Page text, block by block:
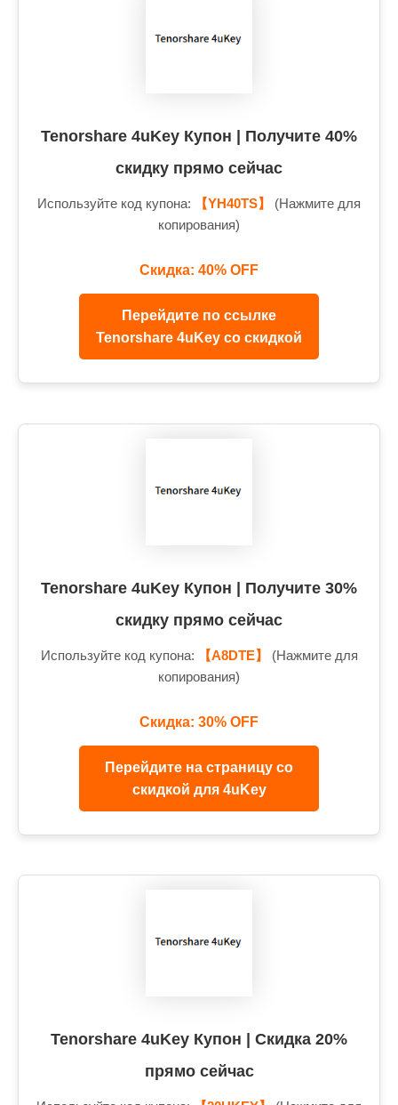
Tenorshare 4uKey Купон | Получите 40%
скидку прямо сейчас
Используйте код купона: 【YH40TS】
(Нажмите для
копирования)
Скидка: 40% OFF
Перейдите по ссылке
Tenorshare 4uKey со скидкой
Tenorshare 4uKey Купон | Получите 30%
скидку прямо сейчас
Используйте код купона: 【A8DTE】
(Нажмите для
копирования)
Скидка: 30% OFF
Перейдите на страницу со
скидкой для 4uKey
Tenorshare 4uKey Купон | Скидка 20%
прямо сейчас